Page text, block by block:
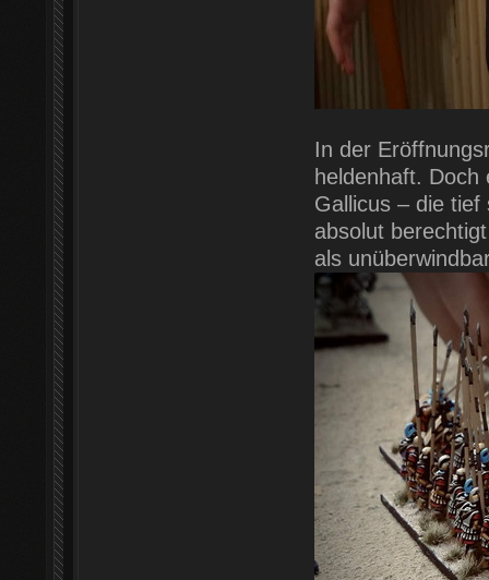
In der
heldenhaft.
Gallicus – die
absolut
als